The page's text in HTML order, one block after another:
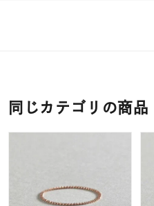
同じカテゴリの商品